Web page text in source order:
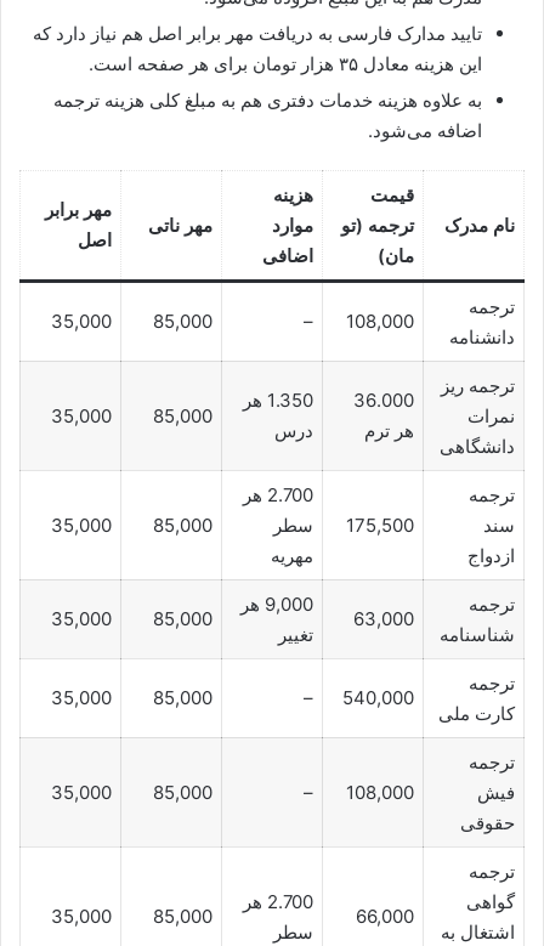
تایید مدارک فارسی به دریافت مهر برابر اصل هم نیاز دارد که
این هزینه معادل ۳۵ هزار تومان برای هر صفحه است.
به علاوه هزینه خدمات دفتری هم به مبلغ کلی هزینه ترجمه
اضافه می‌شود.
نام مدرک
قیمت
ترجمه (تو
مان)
هزینه
موارد
اضافی
مهر ناتی
مهر برابر
اصل
ترجمه
دانشنامه
108,000
–
85,000
35,000
ترجمه ریز
نمرات
دانشگاهی
36.000
هر ترم
1.350 هر
درس
85,000
35,000
ترجمه
سند
ازدواج
175,500
2.700 هر
سطر
مهریه
85,000
35,000
ترجمه
شناسنامه
63,000
9,000 هر
تغییر
85,000
35,000
ترجمه
کارت ملی
540,000
–
85,000
35,000
ترجمه
فیش
حقوقی
108,000
–
85,000
35,000
ترجمه
گواهی
اشتغال به
66,000
2.700 هر
سطر
85,000
35,000